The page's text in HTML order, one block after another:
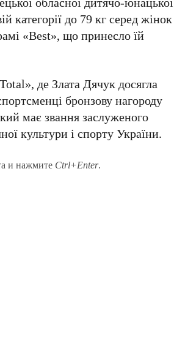
категорії до 79 кг серед жінок
«Best», що принесло їй
де Злата Дячук досягла
бронзову нагороду
має звання заслуженого
культури і спорту України.
и нажмите Ctrl+Enter.